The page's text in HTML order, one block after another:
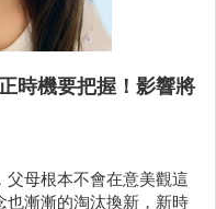
時機要把握！影響將
母根本不會在意美觀這
也漸漸的淘汰換新，新時